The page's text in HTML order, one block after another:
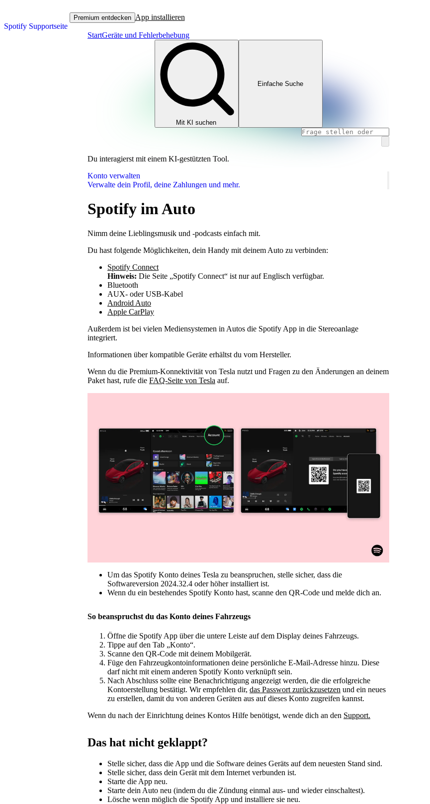
Spotify Supportseite
Premium entdecken App installieren
StartGeräte und Fehlerbehebung
Mit KI suchen
Einfache Suche
Du interagierst mit einem KI-gestützten Tool.
Konto verwalten
Verwalte dein Profil, deine Zahlungen und mehr.
Spotify im Auto
Nimm deine Lieblingsmusik und -podcasts einfach mit.
Du hast folgende Möglichkeiten, dein Handy mit deinem Auto zu verbinden:
Spotify Connect
Hinweis: Die Seite „Spotify Connect“ ist nur auf Englisch verfügbar.
Bluetooth
AUX- oder USB-Kabel
Android Auto
Apple CarPlay
Außerdem ist bei vielen Mediensystemen in Autos die Spotify App in die Stereoanlage
integriert.
Informationen über kompatible Geräte erhältst du vom Hersteller.
Wenn du die Premium-Konnektivität von Tesla nutzt und Fragen zu den Änderungen an deinem
Paket hast, rufe die FAQ-Seite von Tesla auf.
Um das Spotify Konto deines Tesla zu beanspruchen, stelle sicher, dass die
Softwareversion 2024.32.4 oder höher installiert ist.
Wenn du ein bestehendes Spotify Konto hast, scanne den QR-Code und melde dich an.
So beanspruchst du das Konto deines Fahrzeugs
Öffne die Spotify App über die untere Leiste auf dem Display deines Fahrzeugs.
Tippe auf den Tab „Konto“.
Scanne den QR-Code mit deinem Mobilgerät.
Füge den Fahrzeugkontoinformationen deine persönliche E-Mail-Adresse hinzu. Diese
darf nicht mit einem anderen Spotify Konto verknüpft sein.
Nach Abschluss sollte eine Benachrichtigung angezeigt werden, die die erfolgreiche
Kontoerstellung bestätigt. Wir empfehlen dir, das Passwort zurückzusetzen und ein neues
zu erstellen, damit du von anderen Geräten aus auf dieses Konto zugreifen kannst.
Wenn du nach der Einrichtung deines Kontos Hilfe benötigst, wende dich an den Support.
Das hat nicht geklappt?
Stelle sicher, dass die App und die Software deines Geräts auf dem neuesten Stand sind.
Stelle sicher, dass dein Gerät mit dem Internet verbunden ist.
Starte die App neu.
Starte dein Auto neu (indem du die Zündung einmal aus- und wieder einschaltest).
Lösche wenn möglich die Spotify App und installiere sie neu.